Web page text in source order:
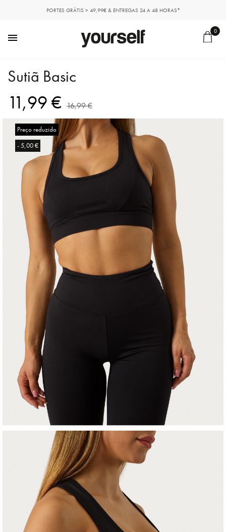
PORTES GRÁTIS > 49,99€ & ENTREGAS 24 A 48 HORAS*

0
Sutiã Basic
11,99 € 16,99 €
Preço reduzido
- 5,00 €